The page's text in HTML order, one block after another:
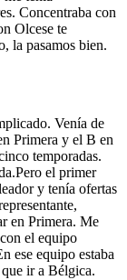
Concentraba con
Olcese te
la pasamos bien.
Venía de
Primera y el B en
temporadas.
el primer
y tenía ofertas
en Primera. Me
el equipo
ese equipo estaba
ir a Bélgica.